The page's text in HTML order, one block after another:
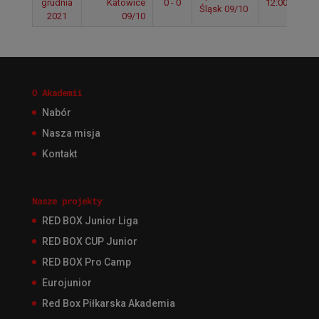
grudnia
2021
Katowice
09/10
0 - 0
Śląsk 09/10
12:00
O Akademii
Nabór
Nasza misja
Kontakt
Nasze projekty
RED BOX Junior Liga
RED BOX CUP Junior
RED BOX Pro Camp
Eurojunior
Red Box Piłkarska Akademia